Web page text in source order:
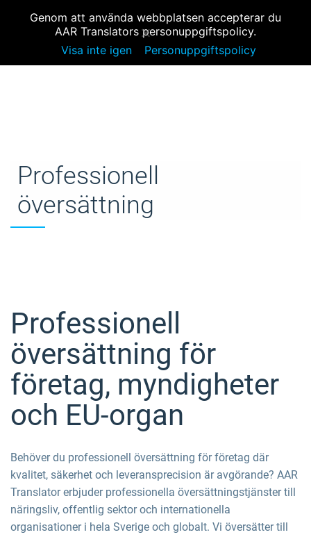
MENY info@aar-translator.se
PROFESSIONELL ÖVERSÄTTNING
Professionell
översättning
Professionell
översättning för
företag, myndigheter
och EU-organ
Behöver du professionell översättning för företag där
kvalitet, säkerhet och leveransprecision är avgörande? AAR
Translator erbjuder professionella översättningstjänster till
näringsliv, offentlig sektor och internationella
organisationer i hela Sverige och globalt. Vi översätter till
Genom att använda webbplatsen accepterar du
AAR Translators personuppgiftspolicy.
Visa inte igen
Personuppgiftspolicy